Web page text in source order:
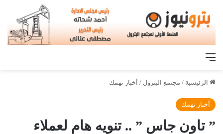
القائمة
الرئيسية / مجتمع البترول / أخبار تهمك
أخبار تهمك
” تاون جاس ” .. تنويه هام لعملاء